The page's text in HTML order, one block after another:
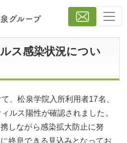
ス感染状況につい
、松泉学院入所利用者17名、
ルス陽性が確認されました。
しながら感染拡大防止に努
終息できる見込みとなってお